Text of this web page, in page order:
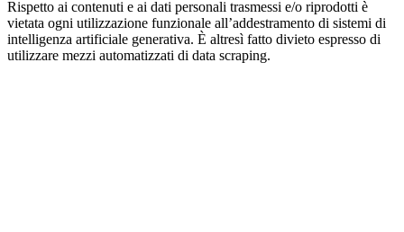
Rispetto ai contenuti e ai dati personali trasmessi e/o riprodotti è
vietata ogni utilizzazione funzionale all’addestramento di sistemi di
intelligenza artificiale generativa. È altresì fatto divieto espresso di
utilizzare mezzi automatizzati di data scraping.